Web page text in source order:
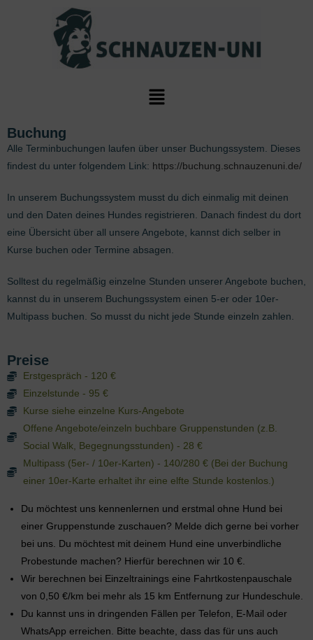
Buchung
Alle Terminbuchungen laufen über unser Buchungssystem. Dieses
findest du unter folgendem Link: https://buchung.schnauzenuni.de/
In unserem Buchungssystem musst du dich einmalig mit deinen
und den Daten deines Hundes registrieren. Danach findest du dort
eine Übersicht über all unsere Angebote, kannst dich selber in
Kurse buchen oder Termine absagen.
Solltest du regelmäßig einzelne Stunden unserer Angebote buchen,
kannst du in unserem Buchungssystem einen 5-er oder 10er-
Multipass buchen. So musst du nicht jede Stunde einzeln zahlen.
Preise
Erstgespräch - 120 €
Einzelstunde - 95 €
Kurse siehe einzelne Kurs-Angebote
Offene Angebote/einzeln buchbare Gruppenstunden (z.B.
Social Walk, Begegnungsstunden) - 28 €
Multipass (5er- / 10er-Karten) - 140/280 € (Bei der Buchung
einer 10er-Karte erhaltet ihr eine elfte Stunde kostenlos.)
Du möchtest uns kennenlernen und erstmal ohne Hund bei
einer Gruppenstunde zuschauen? Melde dich gerne bei vorher
bei uns. Du möchtest mit deinem Hund eine unverbindliche
Probestunde machen? Hierfür berechnen wir 10 €.
Wir berechnen bei Einzeltrainings eine Fahrtkostenpauschale
von 0,50 €/km bei mehr als 15 km Entfernung zur Hundeschule.
Du kannst uns in dringenden Fällen per Telefon, E-Mail oder
WhatsApp erreichen. Bitte beachte, dass das für uns auch